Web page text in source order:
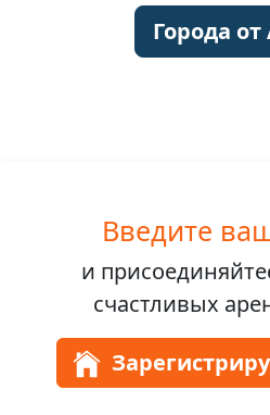
Города от
Введите
и
счастливых